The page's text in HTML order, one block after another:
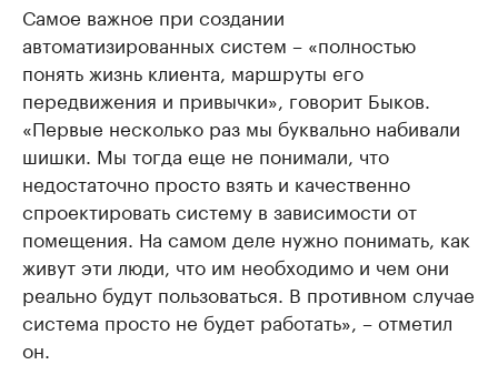
Самое важное при создании
автоматизированных систем – «полностью
понять жизнь клиента, маршруты его
передвижения и привычки», говорит Быков.
«Первые несколько раз мы буквально набивали
шишки. Мы тогда еще не понимали, что
недостаточно просто взять и качественно
спроектировать систему в зависимости от
помещения. На самом деле нужно понимать, как
живут эти люди, что им необходимо и чем они
реально будут пользоваться. В противном случае
система просто не будет работать», – отметил
он.